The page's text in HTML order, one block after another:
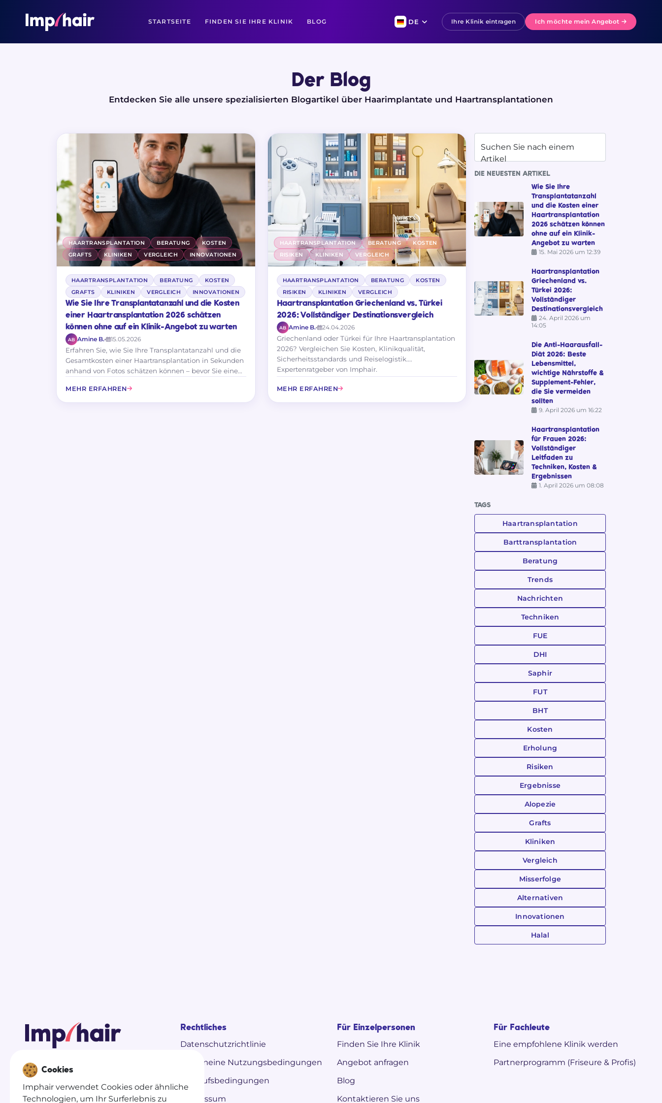
STARTSEITE FINDEN SIE IHRE KLINIK BLOG DE Ihre Klinik eintragen Ich möchte mein Angebot
Der Blog
Entdecken Sie alle unsere spezialisierten Blogartikel über Haarimplantate und Haartransplantationen
HAARTRANSPLANTATION BERATUNG
KOSTEN
GRAFTS
KLINIKEN VERGLEICH INNOVATIONEN
HAARTRANSPLANTATION BERATUNG
KOSTEN
GRAFTS
KLINIKEN VERGLEICH INNOVATIONEN
Wie Sie Ihre Transplantatanzahl und die Kosten
einer Haartransplantation 2026 schätzen
können ohne auf ein Klinik-Angebot zu warten
AB Amine B. 15.05.2026
Erfahren Sie, wie Sie Ihre Transplantatanzahl und die
Gesamtkosten einer Haartransplantation in Sekunden
anhand von Fotos schätzen können – bevor Sie eine
MEHR ERFAHREN
HAARTRANSPLANTATION BERATUNG
KOSTEN
RISIKEN
KLINIKEN VERGLEICH
HAARTRANSPLANTATION BERATUNG
KOSTEN
RISIKEN
KLINIKEN VERGLEICH
Haartransplantation Griechenland vs. Türkei
2026: Vollständiger Destinationsvergleich
AB Amine B. 24.04.2026
Griechenland oder Türkei für Ihre Haartransplantation
2026? Vergleichen Sie Kosten, Klinikqualität,
Sicherheitsstandards und Reiselogistik.
Expertenratgeber von Imphair.
MEHR ERFAHREN
Suchen Sie nach einem
Artikel
DIE NEUESTEN ARTIKEL
Wie Sie Ihre
Transplantatanzahl
und die Kosten einer
Haartransplantation
2026 schätzen können
ohne auf ein Klinik-
Angebot zu warten
15. Mai 2026 um 12:39
Haartransplantation
Griechenland vs.
Türkei 2026:
Vollständiger
Destinationsvergleich
24. April 2026 um
14:05
Die Anti-Haarausfall-
Diät 2026: Beste
Lebensmittel,
wichtige Nährstoffe &
Supplement-Fehler,
die Sie vermeiden
sollten
9. April 2026 um 16:22
Haartransplantation
für Frauen 2026:
Vollständiger
Leitfaden zu
Techniken, Kosten &
Ergebnissen
1. April 2026 um 08:08
TAGS
Haartransplantation
Barttransplantation
Beratung
Trends
Nachrichten
Techniken
FUE
DHI
Saphir
FUT
BHT
Kosten
Erholung
Risiken
Ergebnisse
Alopezie
Grafts
Kliniken
Vergleich
Misserfolge
Alternativen
Innovationen
Halal
Vermittlungsplattform. Medizinische
Eingriffe werden ausschließlich von
Partnerkliniken durchgeführt.
Wir wählen die besten Kliniken aus, um
Rechtliches
Datenschutzrichtlinie
Allgemeine Nutzungsbedingungen
Verkaufsbedingungen
Impressum
Für Einzelpersonen
Finden Sie Ihre Klinik
Angebot anfragen
Blog
Kontaktieren Sie uns
Für Fachleute
Eine empfohlene Klinik werden
Partnerprogramm (Friseure & Profis)
Cookies
Imphair verwendet Cookies oder ähnliche
Technologien, um Ihr Surferlebnis zu